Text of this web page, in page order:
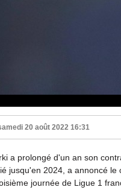
20 août 2022 16:31
a prolongé d'un an son
jusqu'en 2024, a annoncé
journée de Ligue 1